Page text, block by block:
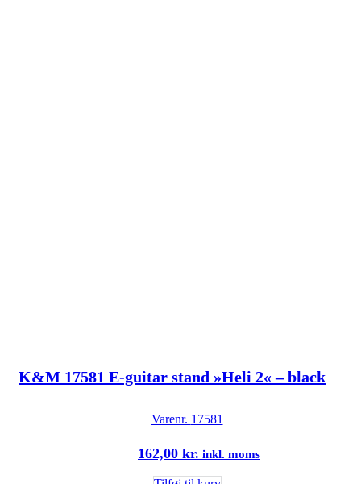
K&M 17581 E-guitar stand »Heli 2« – black
Varenr. 17581
162,00 kr. inkl. moms